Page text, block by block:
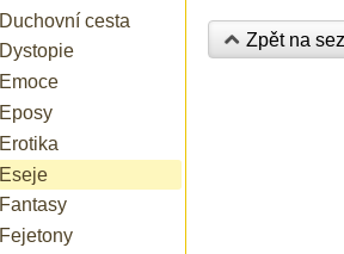
Duchovní cesta
Dystopie
Emoce
Eposy
Erotika
Eseje
Fantasy
Fejetony
Zpět na